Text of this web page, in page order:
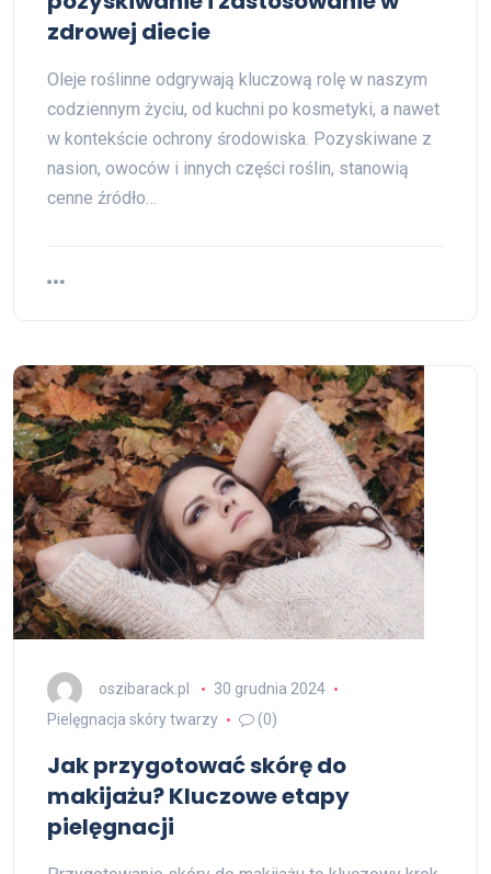
zdrowej diecie
Oleje roślinne odgrywają kluczową rolę w naszym
codziennym życiu, od kuchni po kosmetyki, a nawet
w kontekście ochrony środowiska. Pozyskiwane z
nasion, owoców i innych części roślin, stanowią
cenne źródło…
oszibarack.pl
30 grudnia 2024
Pielęgnacja skóry twarzy
(0)
Jak przygotować skórę do
makijażu? Kluczowe etapy
pielęgnacji